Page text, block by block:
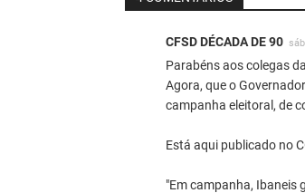
CFSD DÉCADA DE 90
Parabéns aos colegas
Agora, que o
campanha eleitoral, de
Está aqui publicado no
"Em campanha, Ibaneis